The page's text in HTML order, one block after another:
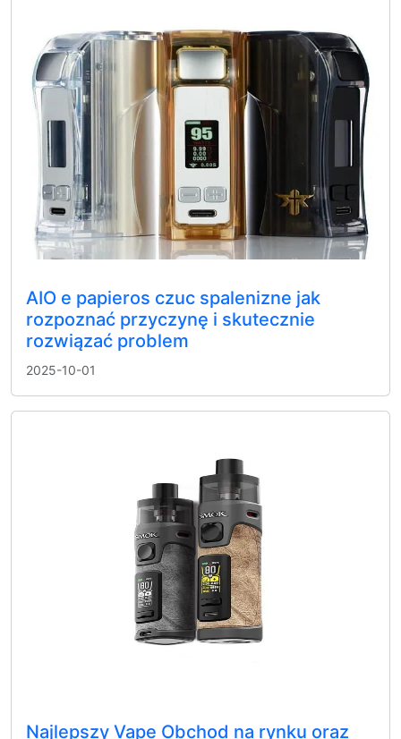
AIO e papieros czuc spalenizne jak
rozpoznać przyczynę i skutecznie
rozwiązać problem
2025-10-01
Najlepszy Vape Obchod na rynku oraz